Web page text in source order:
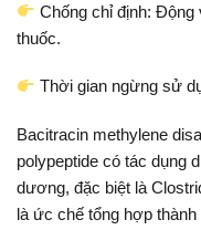
Chống chỉ định: Động
thuốc.
Thời gian ngừng sử
Bacitracin methylene
polypeptide có tác dụng
dương, đặc biệt là
là ức chế tổng hợp